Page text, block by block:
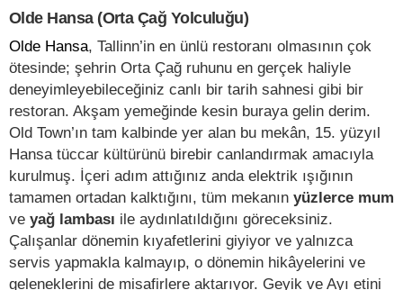
Olde Hansa (Orta Çağ Yolculuğu)
Olde Hansa, Tallinn’in en ünlü restoranı olmasının çok
ötesinde; şehrin Orta Çağ ruhunu en gerçek haliyle
deneyimleyebileceğiniz canlı bir tarih sahnesi gibi bir
restoran. Akşam yemeğinde kesin buraya gelin derim.
Old Town’ın tam kalbinde yer alan bu mekân, 15. yüzyıl
Hansa tüccar kültürünü birebir canlandırmak amacıyla
kurulmuş. İçeri adım attığınız anda elektrik ışığının
tamamen ortadan kalktığını, tüm mekanın yüzlerce mum
ve yağ lambası ile aydınlatıldığını göreceksiniz.
Çalışanlar dönemin kıyafetlerini giyiyor ve yalnızca
servis yapmakla kalmayıp, o dönemin hikâyelerini ve
geleneklerini de misafirlere aktarıyor. Geyik ve Ayı etini